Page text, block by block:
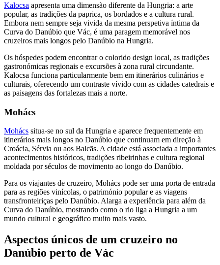
Kalocsa apresenta uma dimensão diferente da Hungria: a arte
popular, as tradições da paprica, os bordados e a cultura rural.
Embora nem sempre seja vivida da mesma perspetiva íntima da
Curva do Danúbio que Vác, é uma paragem memorável nos
cruzeiros mais longos pelo Danúbio na Hungria.
Os hóspedes podem encontrar o colorido design local, as tradições
gastronómicas regionais e excursões à zona rural circundante.
Kalocsa funciona particularmente bem em itinerários culinários e
culturais, oferecendo um contraste vívido com as cidades catedrais e
as paisagens das fortalezas mais a norte.
Mohács
Mohács situa-se no sul da Hungria e aparece frequentemente em
itinerários mais longos no Danúbio que continuam em direção à
Croácia, Sérvia ou aos Balcãs. A cidade está associada a importantes
acontecimentos históricos, tradições ribeirinhas e cultura regional
moldada por séculos de movimento ao longo do Danúbio.
Para os viajantes de cruzeiro, Mohács pode ser uma porta de entrada
para as regiões vinícolas, o património popular e as viagens
transfronteiriças pelo Danúbio. Alarga a experiência para além da
Curva do Danúbio, mostrando como o rio liga a Hungria a um
mundo cultural e geográfico muito mais vasto.
Aspectos únicos de um cruzeiro no
Danúbio perto de Vác